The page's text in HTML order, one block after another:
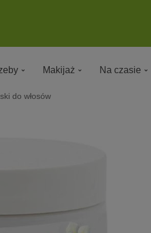
Makijaż Na czasie
do włosów